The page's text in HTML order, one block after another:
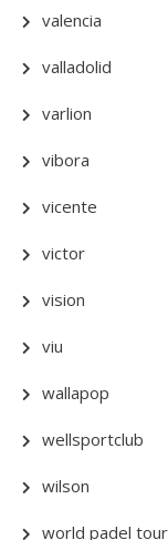
valencia
valladolid
varlion
vibora
vicente
victor
vision
viu
wallapop
wellsportclub
wilson
world padel tour